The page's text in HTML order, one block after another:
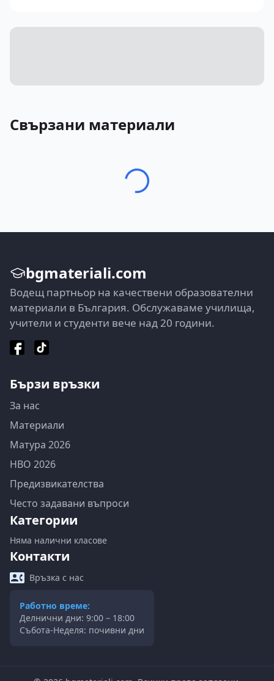
Свързани материали
bgmateriali.com
Водещ партньор на качествени образователни
материали в България. Обслужаваме училища,
учители и студенти вече над 20 години.
Бързи връзки
За нас
Материали
Матура 2026
НВО 2026
Предизвикателства
Често задавани въпроси
Категории
Няма налични класове
Контакти
Връзка с нас
Работно време:
Делнични дни: 9:00 – 18:00
Събота-Неделя: почивни дни